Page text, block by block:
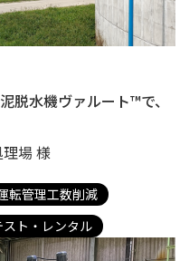
脱水機ヴァルート™で、
場 様
転管理工数削減
ト・レンタル